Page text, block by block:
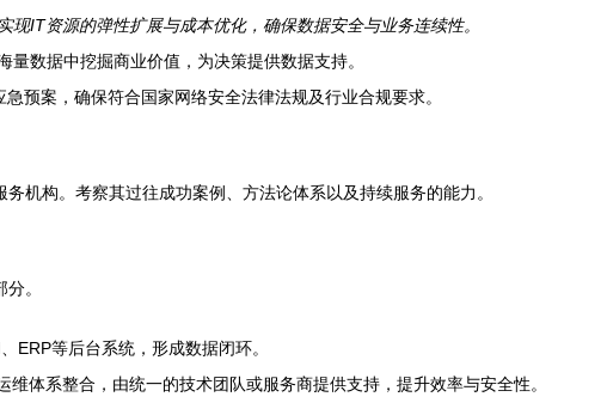
IT资源的弹性扩展与成本优化，确保数据安全与业务连续性。
数据中挖掘商业价值，为决策提供数据支持。
预案，确保符合国家网络安全法律法规及行业合规要求。
机构。考察其过往成功案例、方法论体系以及持续服务的能力。
。
ERP等后台系统，形成数据闭环。
体系整合，由统一的技术团队或服务商提供支持，提升效率与安全性。